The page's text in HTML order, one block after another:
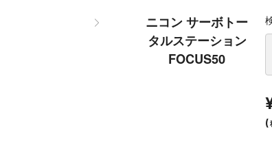
ニコン サーボトー
タルステーション
FOCUS50
(